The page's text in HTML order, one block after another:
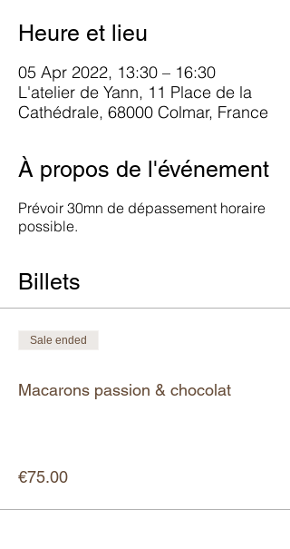
Heure et lieu
05 Apr 2022, 13:30 – 16:30
L'atelier de Yann, 11 Place de la
Cathédrale, 68000 Colmar, France
À propos de l'événement
Prévoir 30mn de dépassement horaire
possible.
Billets
Sale ended
Macarons passion & chocolat
€75.00